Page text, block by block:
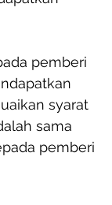
pemberi
syarat
sama
pemberi